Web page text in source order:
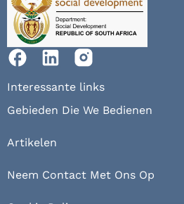
Interessante links
Gebieden Die We Bedienen
Artikelen
Neem Contact Met Ons Op